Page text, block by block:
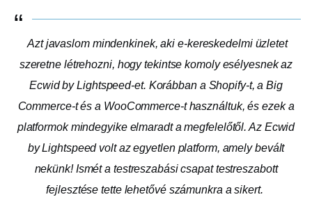
Azt javaslom mindenkinek, aki e-kereskedelmi üzletet
szeretne létrehozni, hogy tekintse komoly esélyesnek az
Ecwid by Lightspeed-et. Korábban a Shopify-t, a Big
Commerce-t és a WooCommerce-t használtuk, és ezek a
platformok mindegyike elmaradt a megfelelőtől. Az Ecwid
by Lightspeed volt az egyetlen platform, amely bevált
nekünk! Ismét a testreszabási csapat testreszabott
fejlesztése tette lehetővé számunkra a sikert.